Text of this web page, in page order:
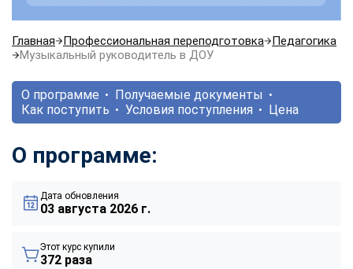
Главная Профессиональная переподготовка
Педагогика
Музыкальный руководитель в ДОУ
О программе
Получаемые документы
Как поступить
Условия поступления Цена
О программе:
Дата обновления
03 августа 2026 г.
Этот курс купили
372 раза